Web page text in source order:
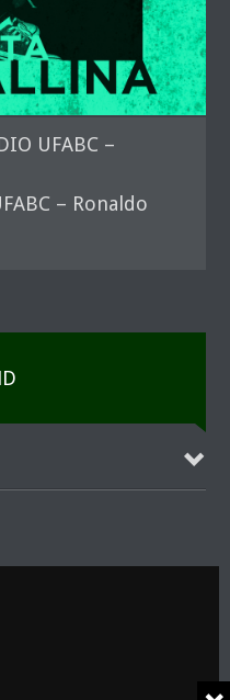
UFABC –
– Ronaldo